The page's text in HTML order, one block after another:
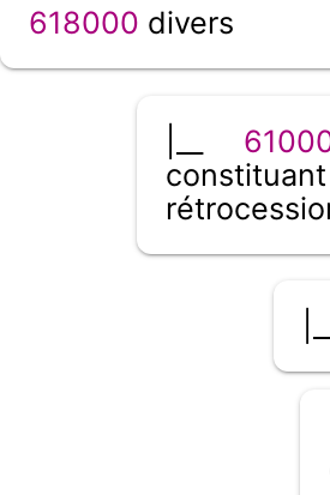
618000 divers